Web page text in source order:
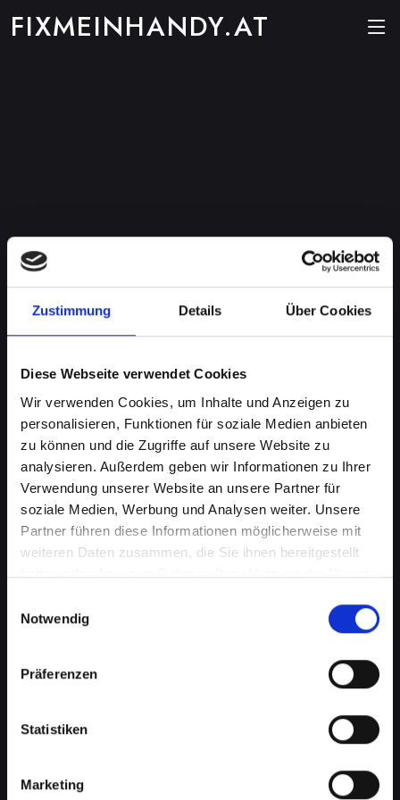
Zustimmung Details Über Cookies
Diese Webseite verwendet Cookies
Wir verwenden Cookies, um Inhalte und Anzeigen zu
personalisieren, Funktionen für soziale Medien anbieten
zu können und die Zugriffe auf unsere Website zu
analysieren. Außerdem geben wir Informationen zu Ihrer
Verwendung unserer Website an unsere Partner für
soziale Medien, Werbung und Analysen weiter. Unsere
Partner führen diese Informationen möglicherweise mit
weiteren Daten zusammen, die Sie ihnen bereitgestellt
haben oder die sie im Rahmen Ihrer Nutzung der Dienste
Notwendig
Präferenzen
Statistiken
Marketing
FIXMEINHANDY.AT
Displayprobleme bei Ihrem
IPHONE-XR in Absam schnell
Ein beschädigtes oder defektes Display bei
Ihrem IPHONE-XR kann mehr als nur ein
optisches Ärgernis sein. Es beeinträchtigt die
Benutzerfreundlichkeit, verringert die
Lesbarkeit und kann sogar die Touch-
Funktionalität einschränken. Von Rissen bis zu